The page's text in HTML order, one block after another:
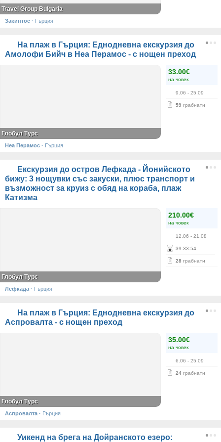
Travel Group Bulgaria
Закинтос · Гърция
На плаж в Гърция: Еднодневна екскурзия до
Амолофи Бийч в Неа Перамос - с нощен преход
33.00€
на човек
9.06 - 25.09
59 грабнати
Глобул Турс
Неа Перамос · Гърция
Екскурзия до остров Лефкада - Йонийското
бижу: 3 нощувки със закуски, плюс транспорт и
възможност за круиз с обяд на кораба, плаж
Катизма
210.00€
на човек
12.06 - 21.08
39:33:54
28 грабнати
Глобул Турс
Лефкада · Гърция
На плаж в Гърция: Еднодневна екскурзия до
Аспровалта - с нощен преход
35.00€
на човек
6.06 - 25.09
24 грабнати
Глобул Турс
Аспровалта · Гърция
Уикенд на брега на Дойранското езеро: